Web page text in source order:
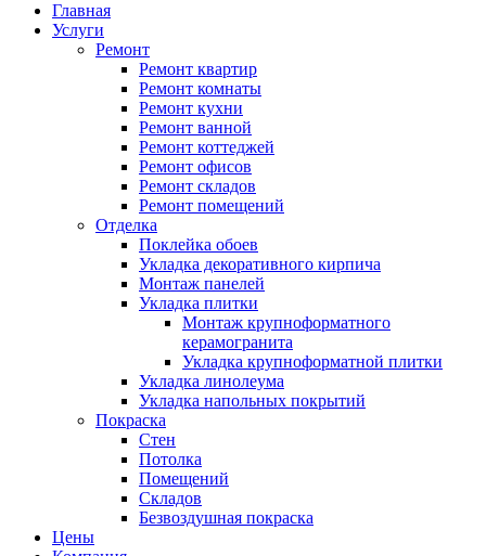
Главная
Услуги
Ремонт
Ремонт квартир
Ремонт комнаты
Ремонт кухни
Ремонт ванной
Ремонт коттеджей
Ремонт офисов
Ремонт складов
Ремонт помещений
Отделка
Поклейка обоев
Укладка декоративного кирпича
Монтаж панелей
Укладка плитки
Монтаж крупноформатного
керамогранита
Укладка крупноформатной плитки
Укладка линолеума
Укладка напольных покрытий
Покраска
Стен
Потолка
Помещений
Складов
Безвоздушная покраска
Цены